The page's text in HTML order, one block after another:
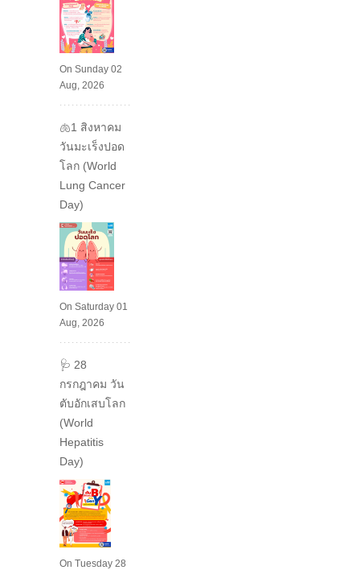
On Sunday 02
Aug, 2026
🫁1 สิงหาคม
วันมะเร็งปอด
โลก (World
Lung Cancer
Day)
On Saturday 01
Aug, 2026
🩺 28
กรกฎาคม วัน
ตับอักเสบโลก
(World
Hepatitis
Day)
On Tuesday 28